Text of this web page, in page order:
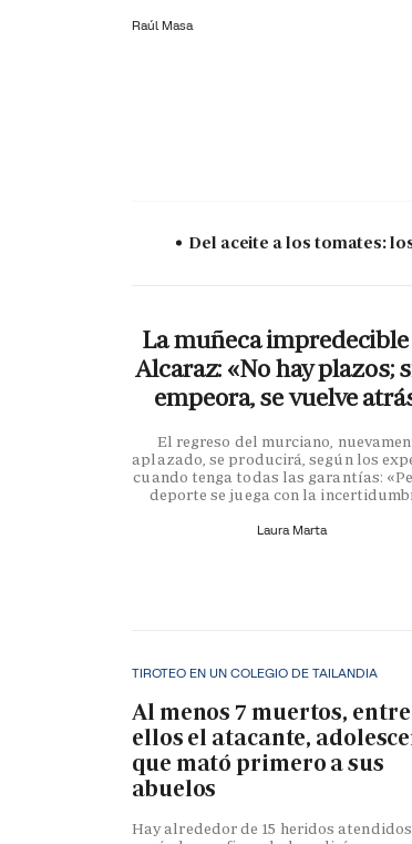
Raúl Masa
Del aceite a los tomates:
La muñeca
Alcaraz: «No hay plazos;
empeora, se vuelve
El regreso del murciano,
aplazado, se producirá, según los
cuando tenga todas las garantías:
deporte se juega con la
Laura Marta
TIROTEO EN UN COLEGIO DE TAILANDIA
Al menos 7 muertos, entre
ellos el atacante,
que mató primero a sus
abuelos
Hay alrededor de 15 heridos atendidos